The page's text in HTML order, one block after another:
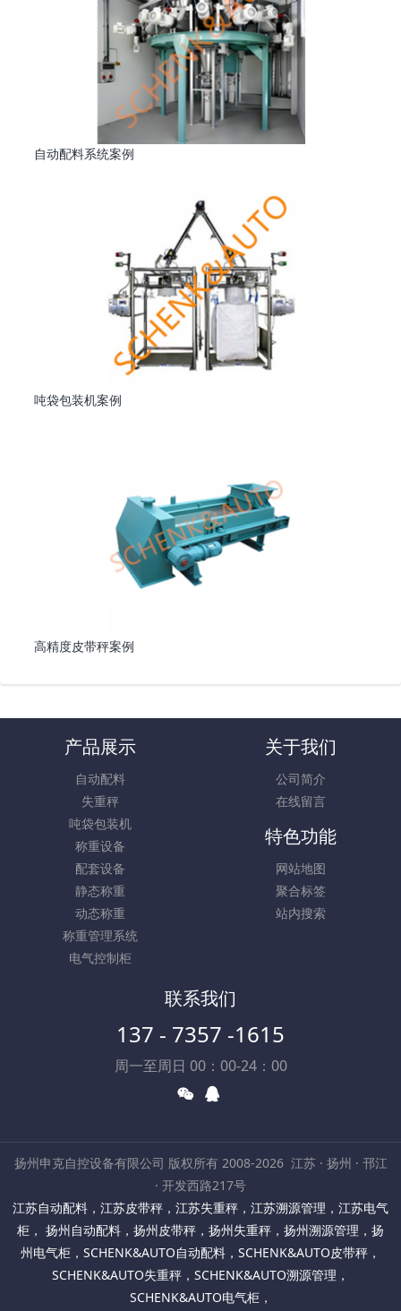
自动配料系统案例
吨袋包装机案例
高精度皮带秤案例
产品展示
自动配料
失重秤
吨袋包装机
称重设备
配套设备
静态称重
动态称重
称重管理系统
电气控制柜
关于我们
公司简介
在线留言
特色功能
网站地图
聚合标签
站内搜索
联系我们
137 - 7357 -1615
周一至周日 00：00-24：00
扬州申克自控设备有限公司 版权所有 2008-2026 江苏 · 扬州 · 邗江
· 开发西路217号
江苏自动配料 ， 江苏皮带秤 ， 江苏失重秤 ， 江苏溯源管理 ， 江苏电气
柜 ， 扬州自动配料 ， 扬州皮带秤 ， 扬州失重秤 ， 扬州溯源管理 ， 扬
州电气柜 ， SCHENK&AUTO自动配料 ， SCHENK&AUTO皮带秤 ，
SCHENK&AUTO失重秤 ， SCHENK&AUTO溯源管理 ，
SCHENK&AUTO电气柜，